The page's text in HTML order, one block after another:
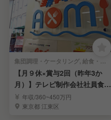
集団調理・ケータリング, 給食・社員食堂・介護・病院 | キッチンスタッフ
【月９休×賞与2回（昨年3か
月）】テレビ制作会社社員食堂
の調理スタッフ！
年収/360~450万円
東京都 江東区